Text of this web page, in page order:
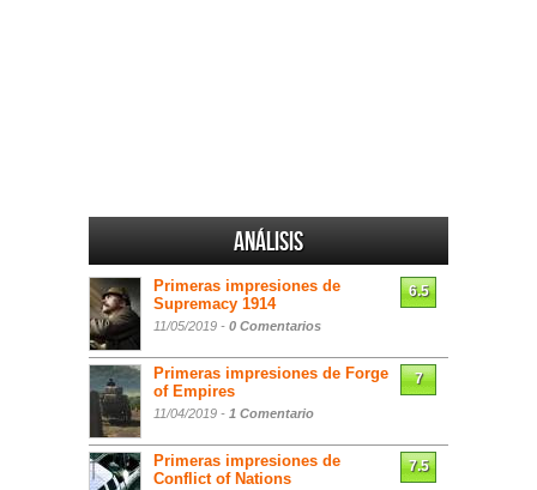
Análisis
Primeras impresiones de
Supremacy 1914
11/05/2019 - 0 Comentarios
6.5
Primeras impresiones de Forge
of Empires
11/04/2019 - 1 Comentario
7
Primeras impresiones de
Conflict of Nations
7.5